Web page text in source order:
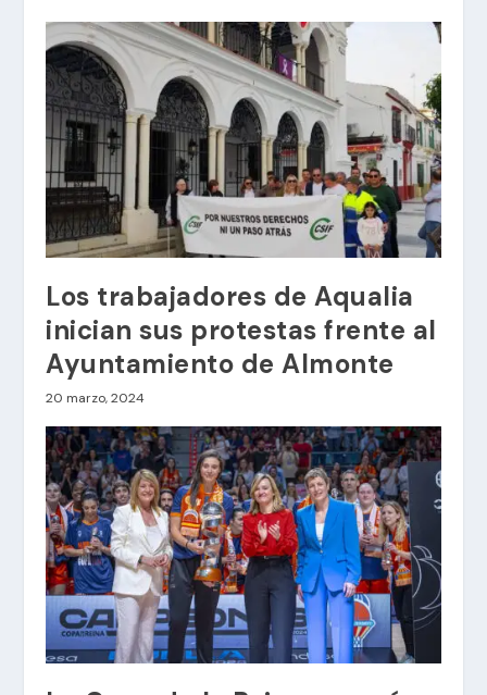
Los trabajadores de Aqualia
inician sus protestas frente al
Ayuntamiento de Almonte
20 marzo, 2024